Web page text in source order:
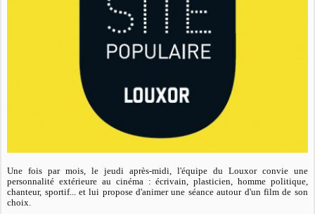
Une fois par mois, le jeudi après-midi, l'équipe du Louxor convie une
personnalité extérieure au cinéma : écrivain, plasticien, homme politique,
chanteur, sportif... et lui propose d'animer une séance autour d'un film de son
choix.